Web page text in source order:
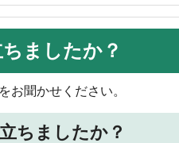
ましたか？
お聞かせください。
ちましたか？